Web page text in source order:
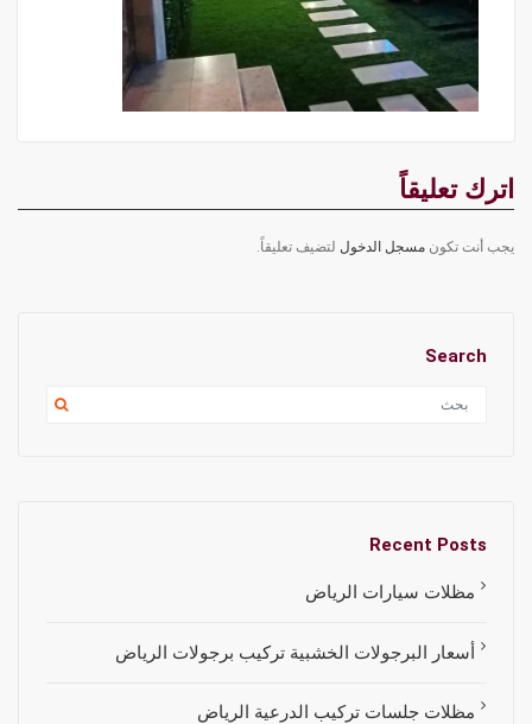
اترك تعليقاً
يجب أنت تكون مسجل الدخول لتضيف تعليقاً.
Search
Recent Posts
مظلات سيارات الرياض
أسعار البرجولات الخشبية تركيب برجولات الرياض
مظلات جلسات تركيب الدرعية الرياض